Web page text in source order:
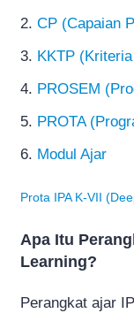
CP (Capaian
KKTP
PROSEM
PROTA
Modul Ajar
Prota IPA K-VII
Apa Itu
Learning?
Perangkat ajar